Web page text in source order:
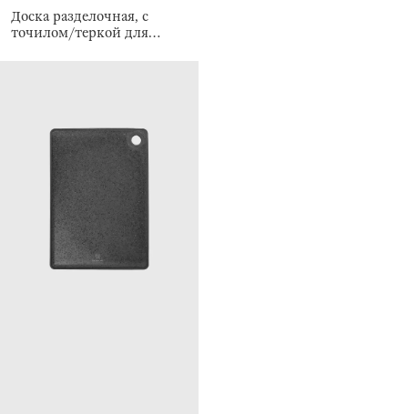
Доска разделочная, с
точилом/теркой для